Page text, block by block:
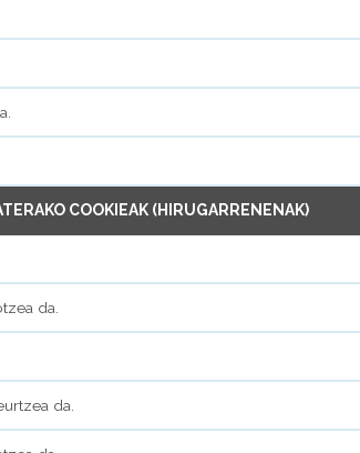
COOKIEAK (HIRUGARRENENAK)
da.
da.